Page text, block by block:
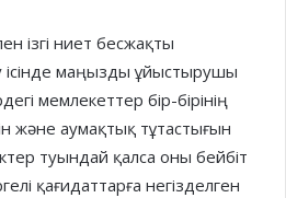
ізгі ниет бесжақты
маңызды ұйыстырушы
мемлекеттер бір-бірінің
және аумақтық тұтастығын
туындай қалса оны бейбіт
қағидаттарға негізделген